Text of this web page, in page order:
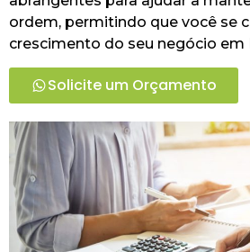
ordem, permitindo que você se
crescimento do seu negócio em
Solicite um Orçamento